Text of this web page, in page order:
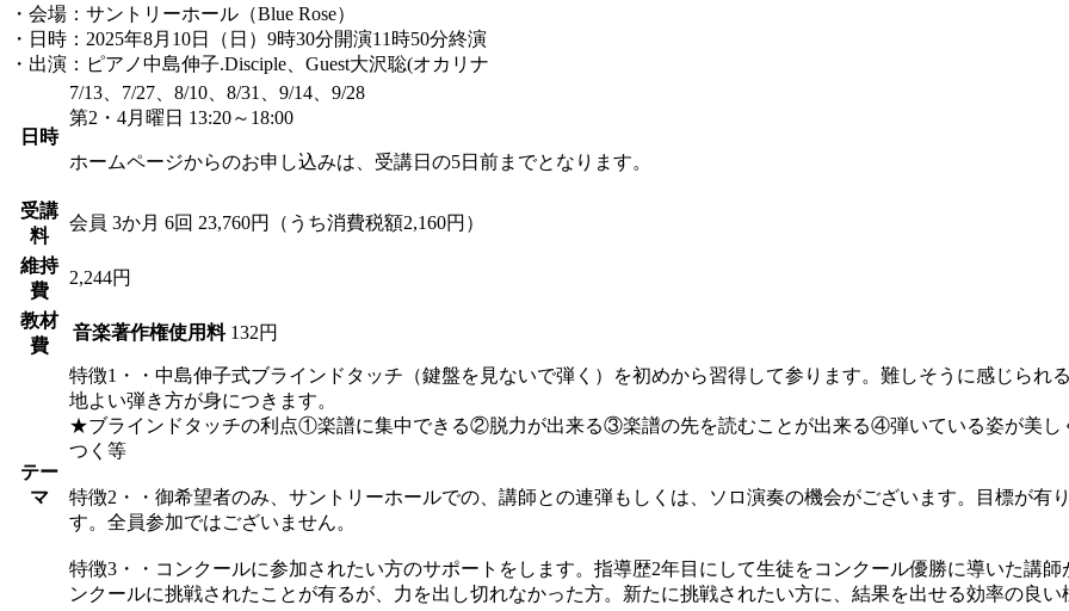
・会場：サントリーホール（Blue Rose）
・日時：2025年8月10日（日）9時30分開演11時50分終演
・出演：ピアノ中島伸子.Disciple、Guest大沢聡(オカリナ
日時
7/13、7/27、8/10、8/31、9/14、9/28
第2・4月曜日 13:20～18:00
ホームページからのお申し込みは、受講日の5日前までとなります。
受講
料
会員 3か月 6回 23,760円（うち消費税額2,160円）
維持
費
2,244円
教材
費
音楽著作権使用料 132円
テー
マ
特徴1・・中島伸子式ブラインドタッチ（鍵盤を見ないで弾く）を初めから習得して参ります。難しそうに感じられ
地よい弾き方が身につきます。
★ブラインドタッチの利点①楽譜に集中できる②脱力が出来る③楽譜の先を読むことが出来る④弾いている姿が美
つく等
特徴2・・御希望者のみ、サントリーホールでの、講師との連弾もしくは、ソロ演奏の機会がございます。目標が有
す。全員参加ではございません。
特徴3・・コンクールに参加されたい方のサポートをします。指導歴2年目にして生徒をコンクール優勝に導いた講
ンクールに挑戦されたことが有るが、力を出し切れなかった方。新たに挑戦されたい方に、結果を出せる効率の良